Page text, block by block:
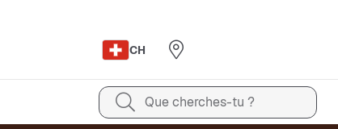
CH
Que cherches-tu ?